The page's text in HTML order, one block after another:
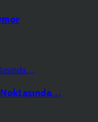
Noktasında…